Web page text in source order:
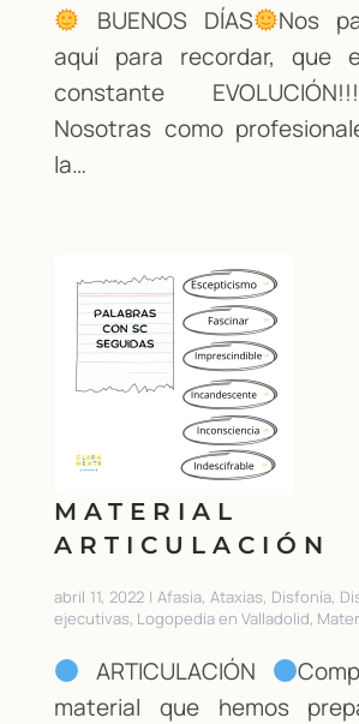
BUENOS DÍAS
Nos
aquí para recordar, que
constante
Nosotras como
la…
MATERIAL
ARTICULACIÓN
abril 11, 2022 | Afasia, Ataxias, Disfonía,
ejecutivas, Logopedia en Valladolid,
ARTICULACIÓN
material que hemos